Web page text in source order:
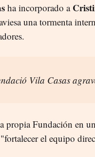
ha incorporado a
una tormenta
Vila Casas
propia Fundación en
el equipo